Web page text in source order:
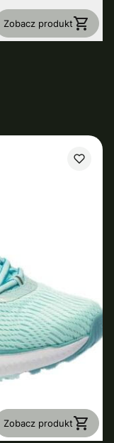
Zobacz produkt
Zobacz produkt